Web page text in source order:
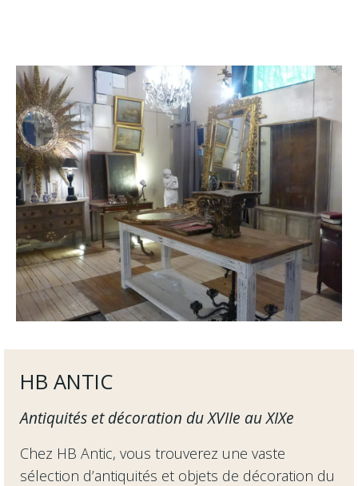
HB ANTIC
Antiquités et décoration du XVIIe au XIXe
Chez HB Antic, vous trouverez une vaste
sélection d’antiquités et objets de décoration du